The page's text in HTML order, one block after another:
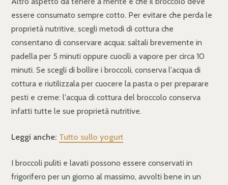
essere consumato sempre cotto. Per evitare che perda le
proprietà nutritive, scegli metodi di cottura che
consentano di conservare acqua: saltali brevemente in
padella per 5 minuti oppure cuocili a vapore per circa 10
minuti. Se scegli di bollire i broccoli, conserva l'acqua di
cottura e riutilizzala per cuocere la pasta o per preparare
pesti e creme: l'acqua di cottura del broccolo conserva
infatti tutte le sue proprietà nutritive.
Leggi anche: Tutto sullo yogurt
I broccoli puliti e lavati possono essere conservati in
frigorifero per un giorno al massimo, avvolti bene in un